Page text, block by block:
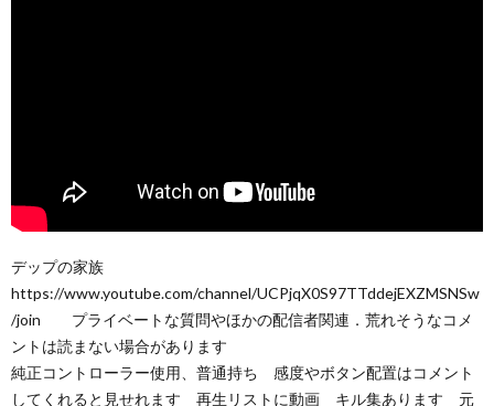
デップの家族
https://www.youtube.com/channel/UCPjqX0S97TTddejEXZMSNSw
/join プライベートな質問やほかの配信者関連．荒れそうなコメ
ントは読まない場合があります
純正コントローラー使用、普通持ち 感度やボタン配置はコメント
してくれると見せれます 再生リストに動画 キル集あります 元